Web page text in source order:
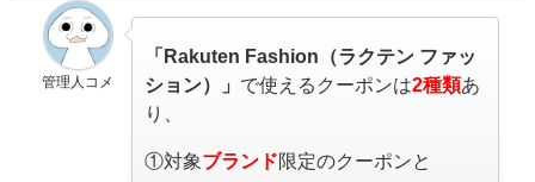
管理人コメ
「Rakuten Fashion（ラクテン ファッ
ション）」 で使えるクーポンは2種類あ
り、
①対象ブランド限定のクーポンと